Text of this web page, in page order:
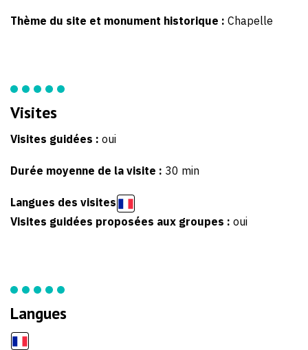
Thème du site et monument historique : Chapelle
Visites
Visites guidées : oui
Durée moyenne de la visite : 30 min
Langues des visites
Visites guidées proposées aux groupes : oui
Langues